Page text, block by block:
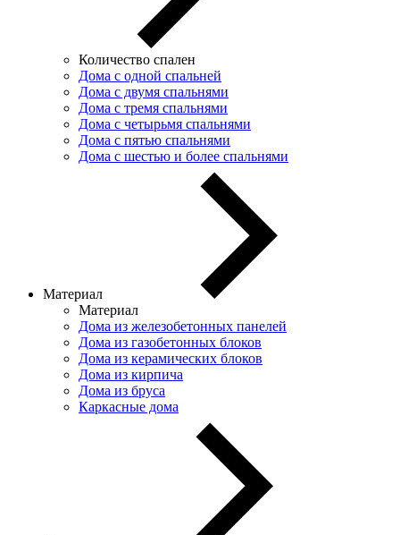
Количество спален
Дома с одной спальней
Дома с двумя спальнями
Дома с тремя спальнями
Дома с четырьмя спальнями
Дома с пятью спальнями
Дома с шестью и более спальнями
Материал
Материал
Дома из железобетонных панелей
Дома из газобетонных блоков
Дома из керамических блоков
Дома из кирпича
Дома из бруса
Каркасные дома